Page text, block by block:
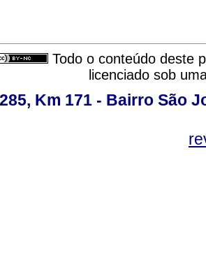
Todo o conteúdo deste
licenciado sob
Km 171 - Bairro São